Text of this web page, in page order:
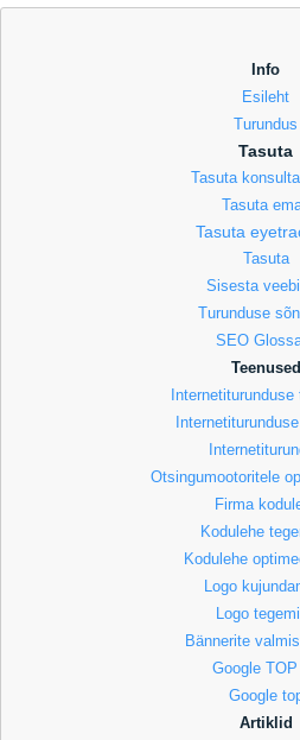
Info
Esileht
Turundus
Tasuta
Tasuta
Tasuta
Tasuta
Tasuta
Sisesta
Turunduse
SEO
Teenused
Internetiturunduse
Otsingumootoritele
Firma
Kodulehe
Kodulehe
Logo
Logo
Bännerite
Google
Google
Artiklid